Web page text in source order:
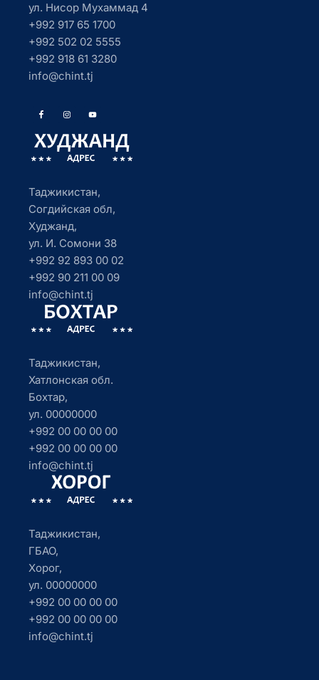
ул. Нисор Мухаммад 4
+992 917 65 1700
+992 502 02 5555
+992 918 61 3280
info@chint.tj
Таджикистан,
Согдийская обл,
Худжанд,
ул. И. Сомони 38
+992 92 893 00 02
+992 90 211 00 09
info@chint.tj
Таджикистан,
Хатлонская обл.
Бохтар,
ул. 00000000
+992 00 00 00 00
+992 00 00 00 00
info@chint.tj
Таджикистан,
ГБАО,
Хорог,
ул. 00000000
+992 00 00 00 00
+992 00 00 00 00
info@chint.tj